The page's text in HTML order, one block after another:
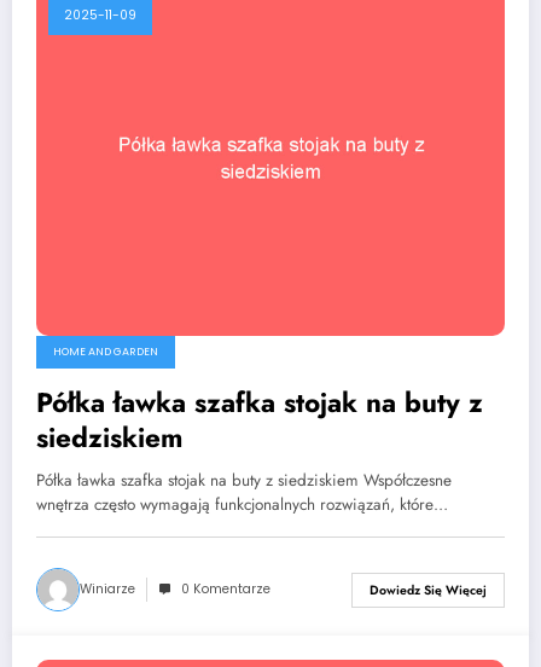
2025-11-09
HOME AND GARDEN
Półka ławka szafka stojak na buty z
siedziskiem
Półka ławka szafka stojak na buty z siedziskiem Współczesne
wnętrza często wymagają funkcjonalnych rozwiązań, które…
Winiarze 0 Komentarze Dowiedz Się Więcej